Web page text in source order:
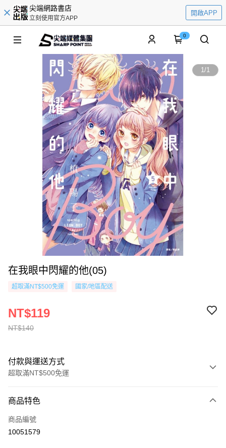
尖端網路書店
立刻使用官方APP
開啟APP
0
1/1
在我眼中閃耀的他(05)
超取滿NT$500免運 國家/地區配送
NT$140
NT$119
付款與運送方式
超取滿NT$500免運
信用卡一次付款
超商取貨付款
商品特色
商品編號
10051579